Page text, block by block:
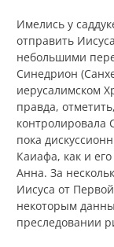
Имелись у
отправить
небольшими
Синедрион
иерусалимском
правда,
контролировала
пока
Каиафа, как и
Анна. За
Иисуса от
некоторым
преследовании